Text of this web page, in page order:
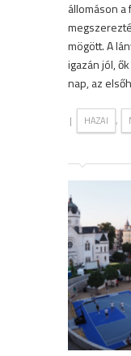
állomáson
mögött. A
igazán jól,
nap, az
| HAZAI ,